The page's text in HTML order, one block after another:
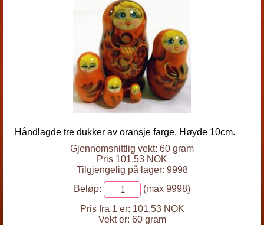
Håndlagde tre dukker av oransje farge. Høyde 10cm.
Gjennomsnittlig vekt: 60 gram
Pris 101.53 NOK
Tilgjengelig på lager: 9998
Beløp:
(max 9998)
Pris fra 1 er: 101.53 NOK
Vekt er: 60 gram